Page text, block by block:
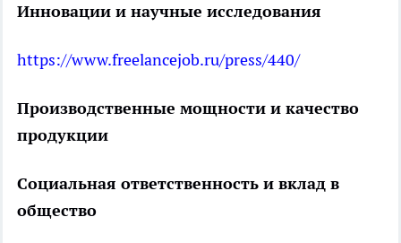
Инновации и научные исследования
https://www.freelancejob.ru/press/440/
Производственные мощности и качество
продукции
Социальная ответственность и вклад в
общество